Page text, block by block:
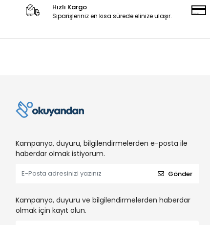
Hızlı Kargo
Siparişleriniz en kısa sürede elinize ulaşır.
Kampanya, duyuru, bilgilendirmelerden e-posta ile
haberdar olmak istiyorum.
Gönder
Kampanya, duyuru ve bilgilendirmelerden haberdar
olmak için kayıt olun.